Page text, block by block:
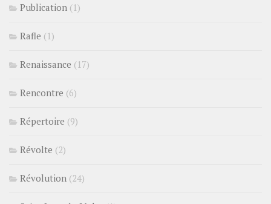
Publication (1)
Rafle (1)
Renaissance (17)
Rencontre (6)
Répertoire (9)
Révolte (2)
Révolution (24)